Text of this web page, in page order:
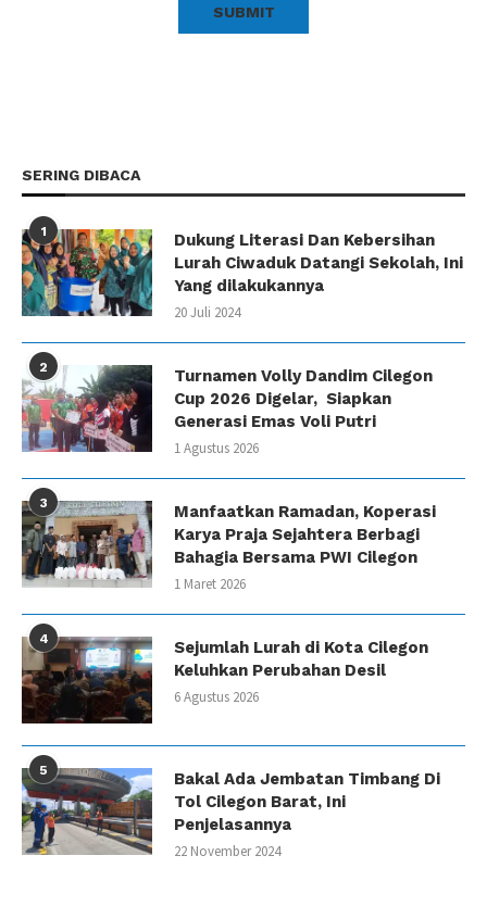
SERING DIBACA
1
Dukung Literasi Dan Kebersihan
Lurah Ciwaduk Datangi Sekolah, Ini
Yang dilakukannya
20 Juli 2024
2
Turnamen Volly Dandim Cilegon
Cup 2026 Digelar, Siapkan
Generasi Emas Voli Putri
1 Agustus 2026
3
Manfaatkan Ramadan, Koperasi
Karya Praja Sejahtera Berbagi
Bahagia Bersama PWI Cilegon
1 Maret 2026
4
Sejumlah Lurah di Kota Cilegon
Keluhkan Perubahan Desil
6 Agustus 2026
5
Bakal Ada Jembatan Timbang Di
Tol Cilegon Barat, Ini
Penjelasannya
22 November 2024